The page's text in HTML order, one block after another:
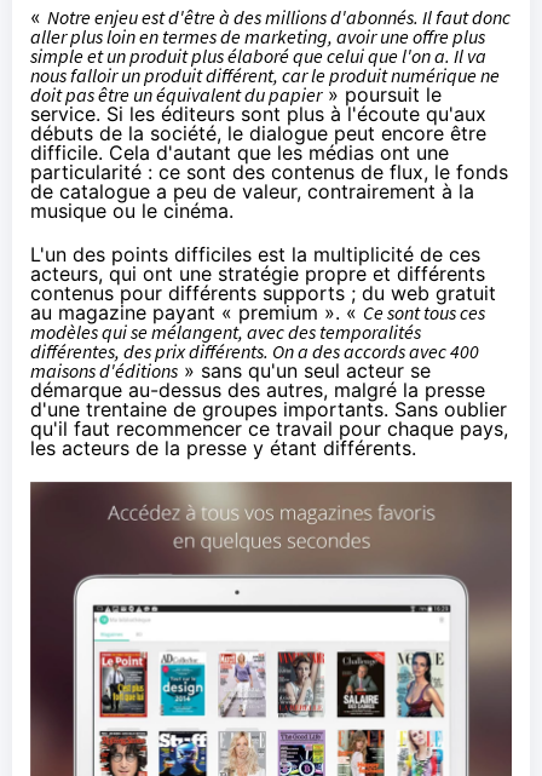
« Notre enjeu est d'être à des millions d'abonnés. Il faut donc
aller plus loin en termes de marketing, avoir une offre plus
simple et un produit plus élaboré que celui que l'on a. Il va
nous falloir un produit différent, car le produit numérique ne
doit pas être un équivalent du papier» poursuit le
service. Si les éditeurs sont plus à l'écoute qu'aux
débuts de la société, le dialogue peut encore être
difficile. Cela d'autant que les médias ont une
particularité : ce sont des contenus de flux, le fonds
de catalogue a peu de valeur, contrairement à la
musique ou le cinéma.
L'un des points difficiles est la multiplicité de ces
acteurs, qui ont une stratégie propre et différents
contenus pour différents supports ; du web gratuit
au magazine payant « premium ». « Ce sont tous ces
modèles qui se mélangent, avec des temporalités
différentes, des prix différents. On a des accords avec 400
maisons d'éditions » sans qu'un seul acteur se
démarque au-dessus des autres, malgré la presse
d'une trentaine de groupes importants. Sans oublier
qu'il faut recommencer ce travail pour chaque pays,
les acteurs de la presse y étant différents.